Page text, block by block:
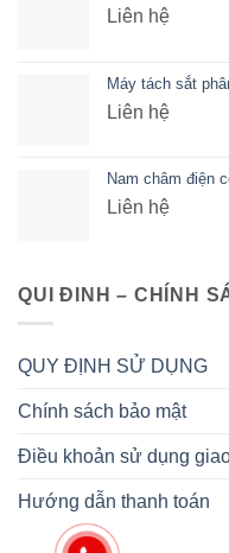
Liên hệ
Máy tách sắt
Liên hệ
Nam châm điện
Liên hệ
QUI ĐINH – CHÍNH
QUY ĐỊNH SỬ DỤNG
Chính sách bảo mật
Điều khoản sử dụng
Hướng dẫn thanh toán